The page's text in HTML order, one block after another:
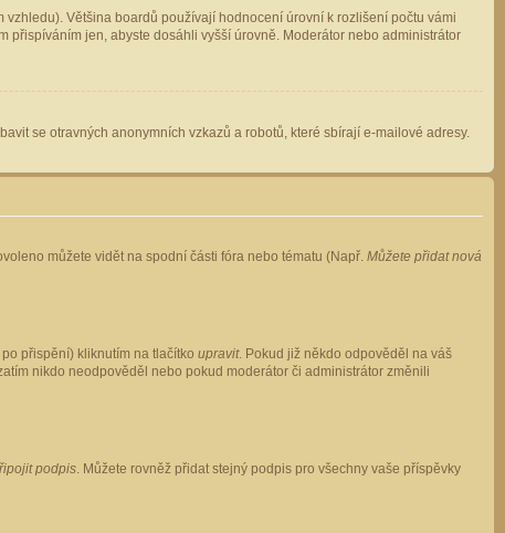
Většina boardů používají hodnocení úrovní k rozlišení počtu vámi
přispíváním jen, abyste dosáhli vyšší úrovně. Moderátor nebo administrátor
se otravných anonymních vzkazů a robotů, které sbírají e-mailové adresy.
můžete vidět na spodní části fóra nebo tématu (Např. Můžete přidat nová
přispění) kliknutím na tlačítko upravit. Pokud již někdo odpověděl na váš
nikdo neodpověděl nebo pokud moderátor či administrátor změnili
podpis. Můžete rovněž přidat stejný podpis pro všechny vaše příspěvky